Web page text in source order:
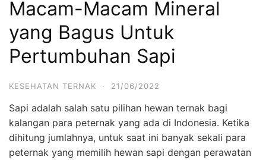
Macam-Macam Mineral
yang Bagus Untuk
Pertumbuhan Sapi
KESEHATAN TERNAK · 21/06/2022
Sapi adalah salah satu pilihan hewan ternak bagi
kalangan para peternak yang ada di Indonesia. Ketika
dihitung jumlahnya, untuk saat ini banyak sekali para
peternak yang memilih hewan sapi dengan perawatan